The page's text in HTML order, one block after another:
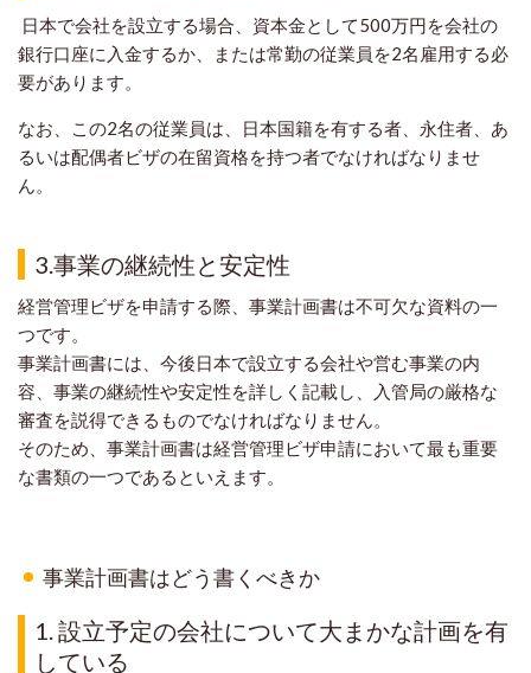
日本で会社を設立する場合、資本金として500万円を会社の
銀行口座に入金するか、または常勤の従業員を2名雇用する必
要があります。
なお、この2名の従業員は、日本国籍を有する者、永住者、あ
るいは配偶者ビザの在留資格を持つ者でなければなりませ
ん。
3.事業の継続性と安定性
経営管理ビザを申請する際、事業計画書は不可欠な資料の一
つです。
事業計画書には、今後日本で設立する会社や営む事業の内
容、事業の継続性や安定性を詳しく記載し、入管局の厳格な
審査を説得できるものでなければなりません。
そのため、事業計画書は経営管理ビザ申請において最も重要
な書類の一つであるといえます。
事業計画書はどう書くべきか
1. 設立予定の会社について大まかな計画を有
している